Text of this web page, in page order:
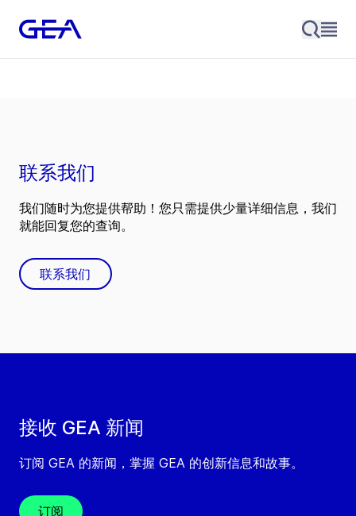
接收 GEA 新闻
订阅 GEA 的新闻，掌握 GEA 的创新信息和故事。
订阅
联系我们
我们随时为您提供帮助！您只需提供少量详细信息，我们
就能回复您的查询。
联系我们